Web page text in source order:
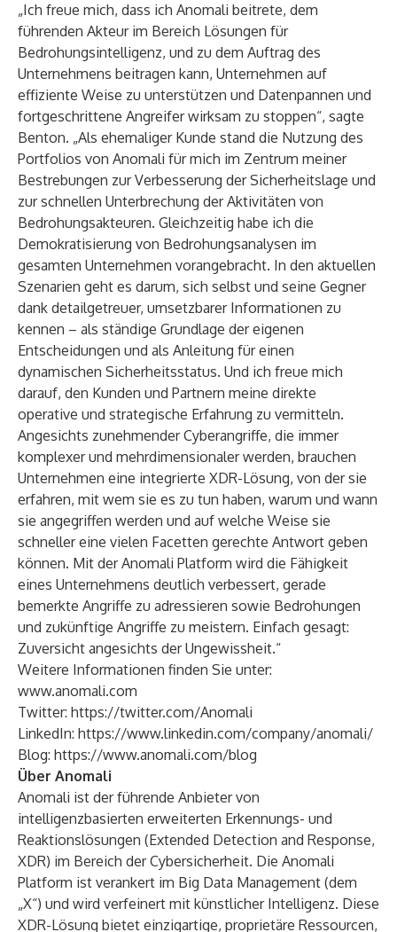
„Ich freue mich, dass ich Anomali beitrete, dem
führenden Akteur im Bereich Lösungen für
Bedrohungsintelligenz, und zu dem Auftrag des
Unternehmens beitragen kann, Unternehmen auf
effiziente Weise zu unterstützen und Datenpannen und
fortgeschrittene Angreifer wirksam zu stoppen“, sagte
Benton. „Als ehemaliger Kunde stand die Nutzung des
Portfolios von Anomali für mich im Zentrum meiner
Bestrebungen zur Verbesserung der Sicherheitslage und
zur schnellen Unterbrechung der Aktivitäten von
Bedrohungsakteuren. Gleichzeitig habe ich die
Demokratisierung von Bedrohungsanalysen im
gesamten Unternehmen vorangebracht. In den aktuellen
Szenarien geht es darum, sich selbst und seine Gegner
dank detailgetreuer, umsetzbarer Informationen zu
kennen – als ständige Grundlage der eigenen
Entscheidungen und als Anleitung für einen
dynamischen Sicherheitsstatus. Und ich freue mich
darauf, den Kunden und Partnern meine direkte
operative und strategische Erfahrung zu vermitteln.
Angesichts zunehmender Cyberangriffe, die immer
komplexer und mehrdimensionaler werden, brauchen
Unternehmen eine integrierte XDR-Lösung, von der sie
erfahren, mit wem sie es zu tun haben, warum und wann
sie angegriffen werden und auf welche Weise sie
schneller eine vielen Facetten gerechte Antwort geben
können. Mit der Anomali Platform wird die Fähigkeit
eines Unternehmens deutlich verbessert, gerade
bemerkte Angriffe zu adressieren sowie Bedrohungen
und zukünftige Angriffe zu meistern. Einfach gesagt:
Zuversicht angesichts der Ungewissheit.“
Weitere Informationen finden Sie unter:
www.anomali.com
Twitter: https://twitter.com/Anomali
LinkedIn: https://www.linkedin.com/company/anomali/
Blog: https://www.anomali.com/blog
Über Anomali
Anomali ist der führende Anbieter von
intelligenzbasierten erweiterten Erkennungs- und
Reaktionslösungen (Extended Detection and Response,
XDR) im Bereich der Cybersicherheit. Die Anomali
Platform ist verankert im Big Data Management (dem
„X“) und wird verfeinert mit künstlicher Intelligenz. Diese
XDR-Lösung bietet einzigartige, proprietäre Ressourcen,